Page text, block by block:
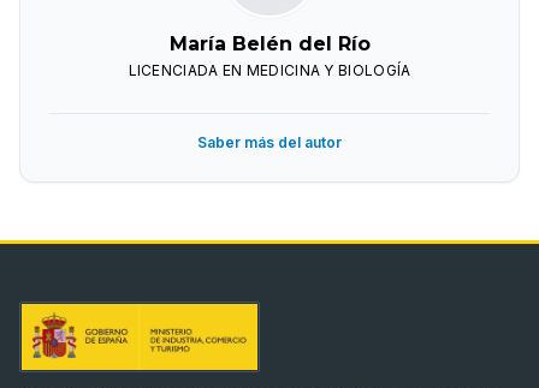
María Belén del Río
LICENCIADA EN MEDICINA Y BIOLOGÍA
Saber más del autor